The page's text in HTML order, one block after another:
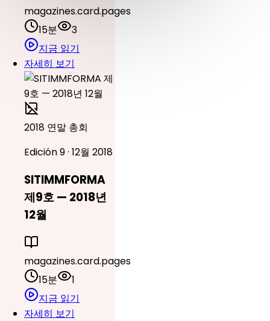
magazines.card.pages
15분
3
지금 읽기
자세히 보기
2018 연말 총회
Edición 9 · 12월 2018
SITIMMFORMA
제9호 — 2018년
12월
magazines.card.pages
15분
1
지금 읽기
자세히 보기